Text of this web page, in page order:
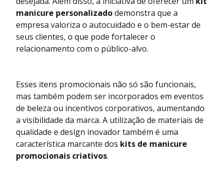
manicure personalizadodemonstra que a
empresa valoriza o autocuidado e o bem-estar de
seus clientes, o que pode fortalecer o
relacionamento com o público-alvo.
Esses itens promocionais não só são funcionais,
mas também podem ser incorporados em eventos
de beleza ou incentivos corporativos, aumentando
a visibilidade da marca. A utilização de materiais de
qualidade e design inovador também é uma
característica marcante dos kits de manicure
promocionais criativos.